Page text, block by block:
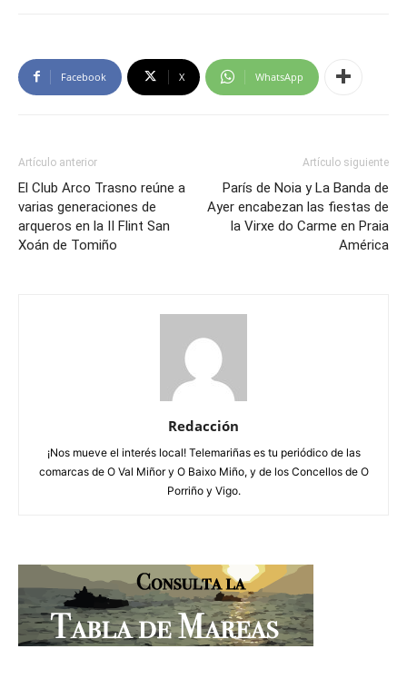
Facebook X WhatsApp
Artículo anterior
El Club Arco Trasno reúne a
varias generaciones de
arqueros en la II Flint San
Xoán de Tomiño
Artículo siguiente
París de Noia y La Banda de
Ayer encabezan las fiestas de
la Virxe do Carme en Praia
América
Redacción
¡Nos mueve el interés local! Telemariñas es tu periódico de las
comarcas de O Val Miñor y O Baixo Miño, y de los Concellos de O
Porriño y Vigo.